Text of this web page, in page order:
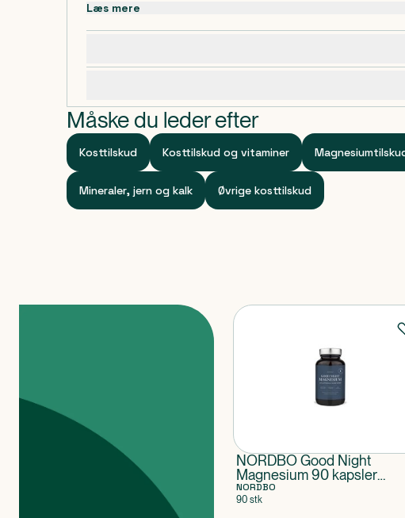
ingefærekstrakt. Ingefær indeholder det bioaktive stof
* Magnesium bidrager til musklernes normale funktion,
Læs mere
Måske du leder efter
Kosttilskud Kosttilskud og vitaminer
Mineraler, jern og kalk Øvrige kosttilskud
NORDBO Good Night
Magnesium 90 kapsler
VEGAN
NORDBO
90 stk